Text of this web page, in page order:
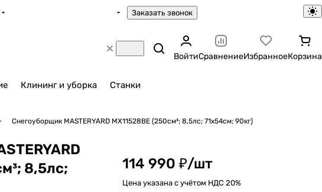
Заказать звонок
ВойтиСравнениеИзбранноеКорзина
Клининг и уборка Станки
Снегоуборщик MASTERYARD MX11528BE (250см³; 8,5лс; 71х54см; 90кг)
8,5лс;
114 990 ₽/шт
Цена указана с учётом НДС 20%